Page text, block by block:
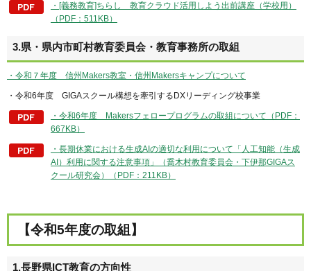
・[義務教育]ちらし 教育クラウド活用しよう出前講座（学校用）
（PDF：511KB）
3.県・県内市町村教育委員会・教育事務所の取組
・令和７年度 信州Makers教室・信州Makersキャンプについて
・令和6年度 GIGAスクール構想を牽引するDXリーディング校事業
・令和6年度 Makersフェロープログラムの取組について（PDF：
667KB）
・長期休業における生成AIの適切な利用について「人工知能（生成
AI）利用に関する注意事項」（喬木村教育委員会・下伊那GIGAス
クール研究会）（PDF：211KB）
【令和5年度の取組】
1.長野県ICT教育の方向性